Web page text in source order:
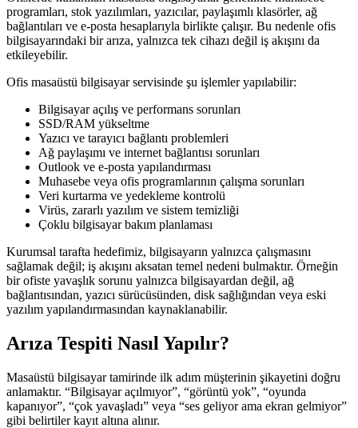
programları, stok yazılımları, yazıcılar, paylaşımlı klasörler, ağ
bağlantıları ve e-posta hesaplarıyla birlikte çalışır. Bu nedenle ofis
bilgisayarındaki bir arıza, yalnızca tek cihazı değil iş akışını da
etkileyebilir.
Ofis masaüstü bilgisayar servisinde şu işlemler yapılabilir:
Bilgisayar açılış ve performans sorunları
SSD/RAM yükseltme
Yazıcı ve tarayıcı bağlantı problemleri
Ağ paylaşımı ve internet bağlantısı sorunları
Outlook ve e-posta yapılandırması
Muhasebe veya ofis programlarının çalışma sorunları
Veri kurtarma ve yedekleme kontrolü
Virüs, zararlı yazılım ve sistem temizliği
Çoklu bilgisayar bakım planlaması
Kurumsal tarafta hedefimiz, bilgisayarın yalnızca çalışmasını
sağlamak değil; iş akışını aksatan temel nedeni bulmaktır. Örneğin
bir ofiste yavaşlık sorunu yalnızca bilgisayardan değil, ağ
bağlantısından, yazıcı sürücüsünden, disk sağlığından veya eski
yazılım yapılandırmasından kaynaklanabilir.
Arıza Tespiti Nasıl Yapılır?
Masaüstü bilgisayar tamirinde ilk adım müşterinin şikayetini doğru
anlamaktır. “Bilgisayar açılmıyor”, “görüntü yok”, “oyunda
kapanıyor”, “çok yavaşladı” veya “ses geliyor ama ekran gelmiyor”
gibi belirtiler kayıt altına alınır.